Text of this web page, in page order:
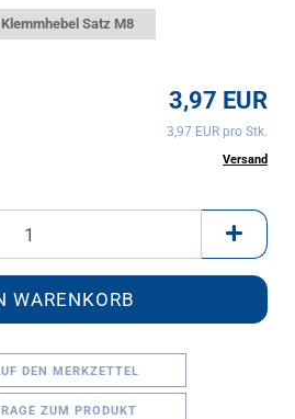
Klemmhebel Satz M8
3,97 EUR
3,97 EUR pro Stk.
Versand
DEN MERKZETTEL
ZUM PRODUKT